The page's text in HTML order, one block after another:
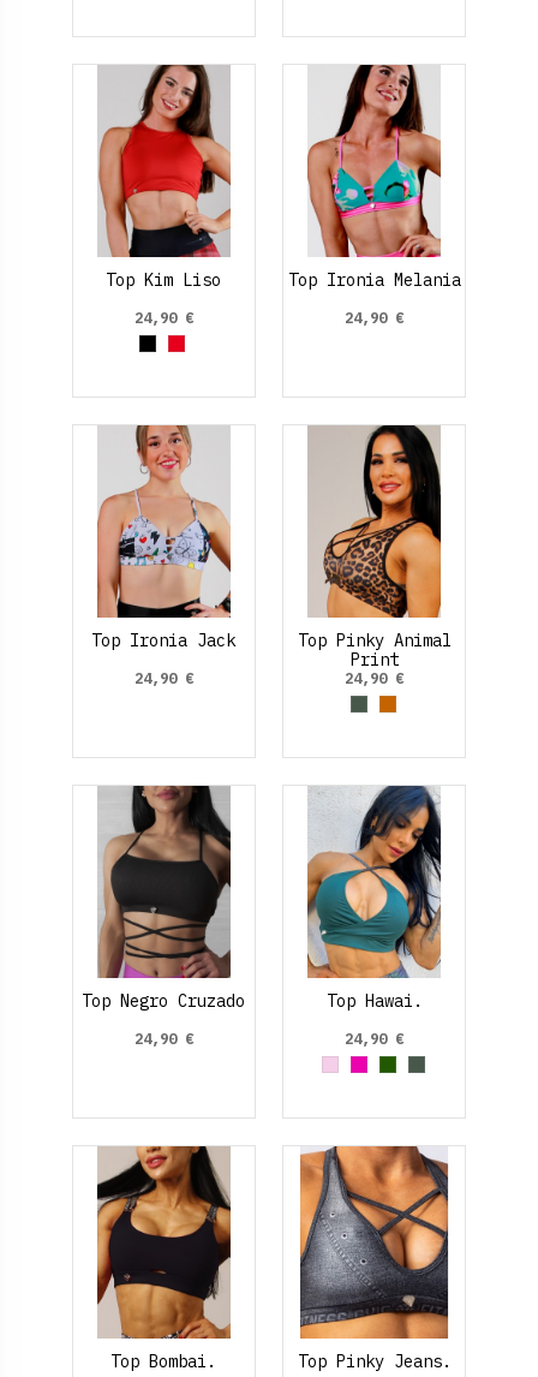
Top Kim Liso
24,90 €
NegroRojo
Top Ironia Melania
24,90 €
Top Ironia Jack
24,90 €
Top Pinky Animal
Print
24,90 €
Verde Oliva
Marrón
Top Negro Cruzado
24,90 €
Top Hawai.
24,90 €
Rosa palo
FucsiaVerde oscuro
Verde Oliva
Top Bombai. Top Pinky Jeans.